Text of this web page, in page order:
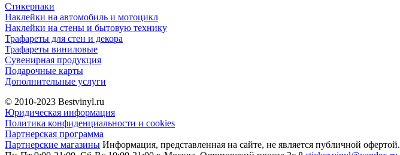
Стикерпаки
Наклейки на автомобиль и мотоцикл
Наклейки на стены и бытовую технику
Трафареты для стен и декора
Трафареты виниловые
Сувенирная продукция
Подарочные карты
Дополнительные услуги
© 2010-2023 Bestvinyl.ru
Юридическая информация
Политика конфиденциальности и cookies
Партнерская программа
Партнерские магазины Информация, представленная на сайте, не является публичной офертой.